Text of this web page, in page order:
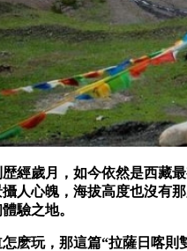
經歲月，如今依然是西藏
人心魄，海拔高度也沒有
驗之地。
麽玩，那這篇“拉薩日喀則